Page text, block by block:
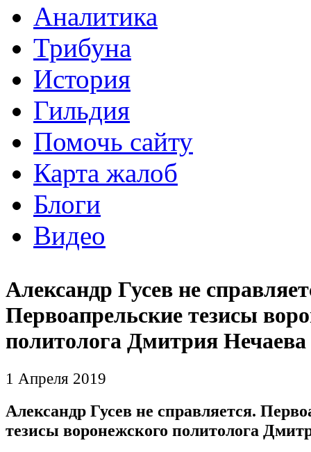
Аналитика
Трибуна
История
Гильдия
Помочь сайту
Карта жалоб
Блоги
Видео
Александр Гусев не
Первоапрельские тезисы
политолога Дмитрия Нечаева
1 Апреля 2019
Александр Гусев не справляется.
тезисы воронежского политолога